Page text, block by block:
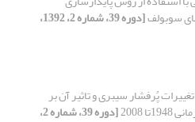
سوبولف [دوره 39، شماره 2، 1392،
پُرفشار سیبری و تاثیر آن بر
2008 [دوره 39، شماره 2،